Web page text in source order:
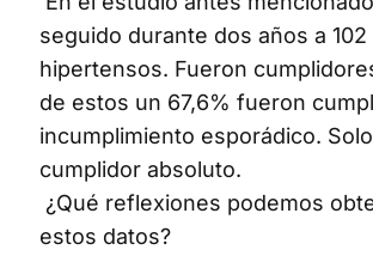
seguido durante dos años a
hipertensos. Fueron
de estos un 67,6% fueron
incumplimiento esporádico.
cumplidor absoluto.
¿Qué reflexiones podemos
estos datos?